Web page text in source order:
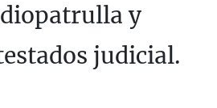
y
judicial.